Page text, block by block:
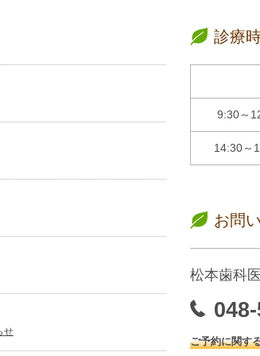
せ
診療
9:30～
14:30～
お問
松本歯科
ご予約に関す